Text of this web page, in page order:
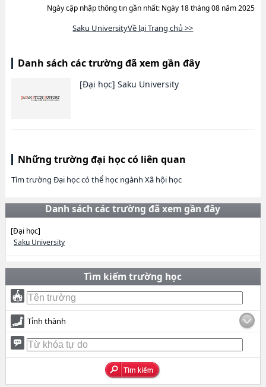
Ngày cập nhập thông tin gần nhất: Ngày 18 tháng 08 năm 2025
Saku UniversityVề lại Trang chủ >>
Danh sách các trường đã xem gần đây
[Đại học] Saku University
Những trường đại học có liên quan
Tìm trường Đại học có thể học ngành Xã hội học
Danh sách các trường đã xem gần đây
[Đại học]
Saku University
Tìm kiếm trường học
Tỉnh thành